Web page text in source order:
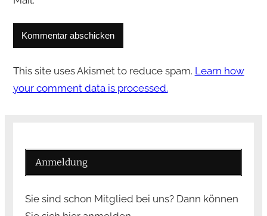
This site uses Akismet to reduce spam. Learn how
your comment data is processed.
Anmeldung
Sie sind schon Mitglied bei uns? Dann können